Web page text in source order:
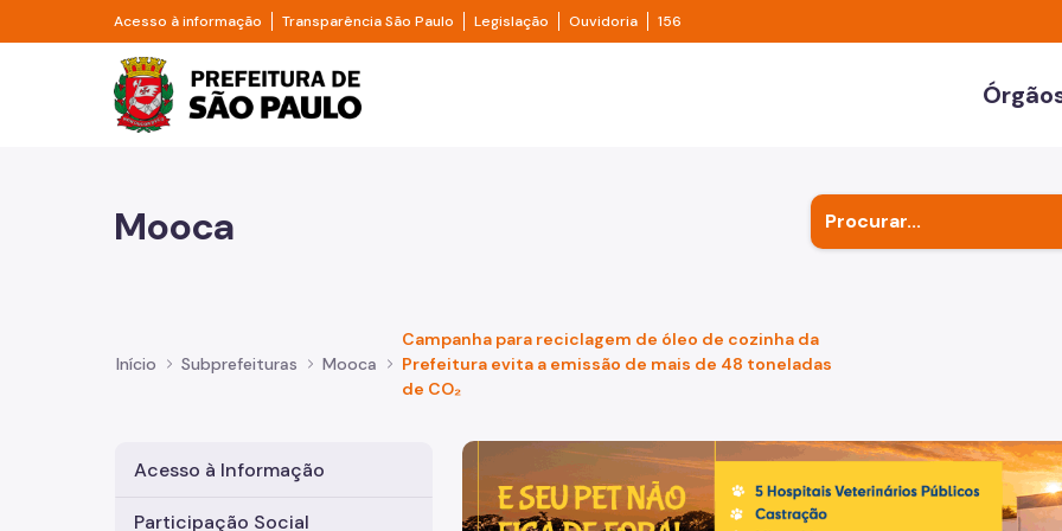
Pular para o Conteúdo principal
Acesso à informação Divisor de acesso à informação
Transparência São Paulo Divisor de transparência São Paulo
Legislação Legislação
Ouvidoria Ouvidoria
156
Prefeitura de São Paulo
Mooca
Início Subprefeituras Mooca
Campanha para reciclagem de óleo de cozinha da
Prefeitura evita a emissão de mais de 48 toneladas
de CO₂
Acesso à Informação
Participação Social
Imagem de um cachorro caramelo e uma gata rajada, olhando para